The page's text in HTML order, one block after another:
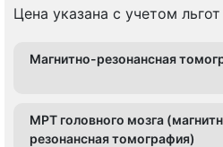
Площадь Александра
Пушкинская
Цена указана с учетом
Магнитно-резонансная
МРТ головного мозга
резонансная томография)